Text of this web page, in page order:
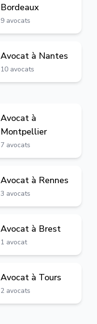
Bordeaux
9 avocats
Avocat à Nantes
10 avocats
Avocat à
Montpellier
7 avocats
Avocat à Rennes
3 avocats
Avocat à Brest
1 avocat
Avocat à Tours
2 avocats